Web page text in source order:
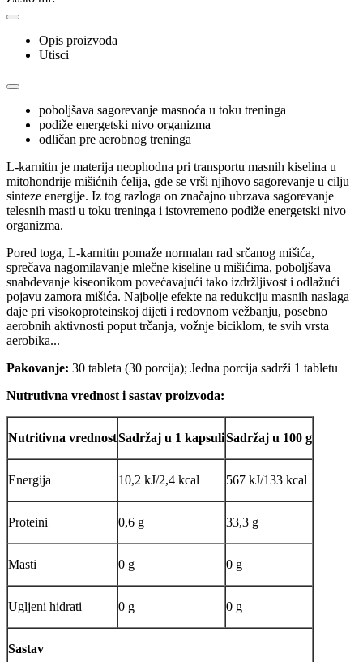
Opis proizvoda
Utisci
poboljšava sagorevanje masnoća u toku treninga
podiže energetski nivo organizma
odličan pre aerobnog treninga
L-karnitin je materija neophodna pri transportu masnih kiselina u
mitohondrije mišićnih ćelija, gde se vrši njihovo sagorevanje u cilju
sinteze energije. Iz tog razloga on značajno ubrzava sagorevanje
telesnih masti u toku treninga i istovremeno podiže energetski nivo
organizma.
Pored toga, L-karnitin pomaže normalan rad srčanog mišića,
sprečava nagomilavanje mlečne kiseline u mišićima, poboljšava
snabdevanje kiseonikom povećavajući tako izdržljivost i odlažući
pojavu zamora mišića. Najbolje efekte na redukciju masnih naslaga
daje pri visokoproteinskoj dijeti i redovnom vežbanju, posebno
aerobnih aktivnosti poput trčanja, vožnje biciklom, te svih vrsta
aerobika...
Pakovanje: 30 tableta (30 porcija); Jedna porcija sadrži 1 tabletu
Nutrutivna vrednost i sastav proizvoda:
Nutritivna vrednostSadržaj u 1 kapsuliSadržaj u 100 g
Energija 10,2 kJ/2,4 kcal 567 kJ/133 kcal
Proteini 0,6 g 33,3 g
Masti 0 g 0 g
Ugljeni hidrati 0 g 0 g
Sastav